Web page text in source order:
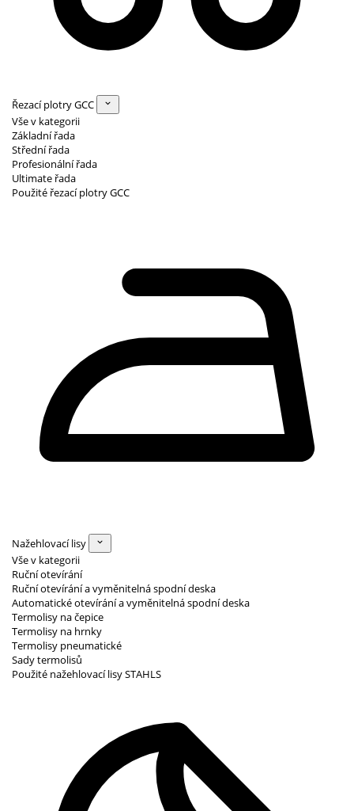
Řezací plotry GCC
Vše v kategorii
Základní řada
Střední řada
Profesionální řada
Ultimate řada
Použité řezací plotry GCC
Nažehlovací lisy
Vše v kategorii
Ruční otevírání
Ruční otevírání a vyměnitelná spodní deska
Automatické otevírání a vyměnitelná spodní deska
Termolisy na čepice
Termolisy na hrnky
Termolisy pneumatické
Sady termolisů
Použité nažehlovací lisy STAHLS